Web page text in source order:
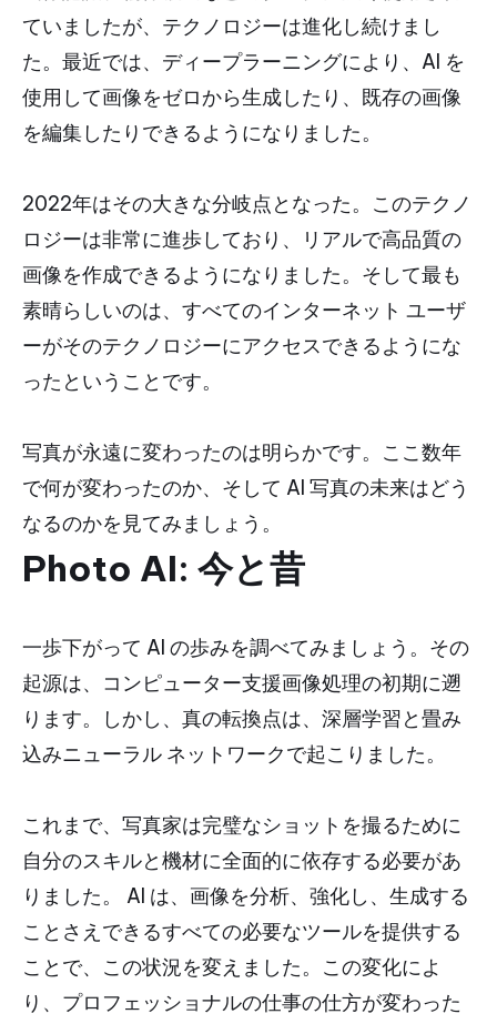
ていましたが、テクノロジーは進化し続けまし
た。最近では、ディープラーニングにより、AI を
使用して画像をゼロから生成したり、既存の画像
を編集したりできるようになりました。
2022年はその大きな分岐点となった。このテクノ
ロジーは非常に進歩しており、リアルで高品質の
画像を作成できるようになりました。そして最も
素晴らしいのは、すべてのインターネット ユーザ
ーがそのテクノロジーにアクセスできるようにな
ったということです。
写真が永遠に変わったのは明らかです。ここ数年
で何が変わったのか、そして AI 写真の未来はどう
なるのかを見てみましょう。
Photo AI: 今と昔
一歩下がって AI の歩みを調べてみましょう。その
起源は、コンピューター支援画像処理の初期に遡
ります。しかし、真の転換点は、深層学習と畳み
込みニューラル ネットワークで起こりました。
これまで、写真家は完璧なショットを撮るために
自分のスキルと機材に全面的に依存する必要があ
りました。 AI は、画像を分析、強化し、生成する
ことさえできるすべての必要なツールを提供する
ことで、この状況を変えました。この変化によ
り、プロフェッショナルの仕事の仕方が変わった